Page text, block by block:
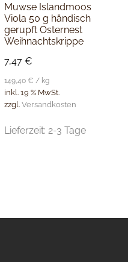
Muwse Islandmoos
Viola 50 g händisch
gerupft Osternest
Weihnachtskrippe
7,47€
149,40€ / kg
inkl. 19 % MwSt.
zzgl.Versandkosten
Lieferzeit: 2-3 Tage